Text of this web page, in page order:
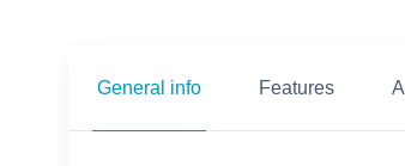
General info Features